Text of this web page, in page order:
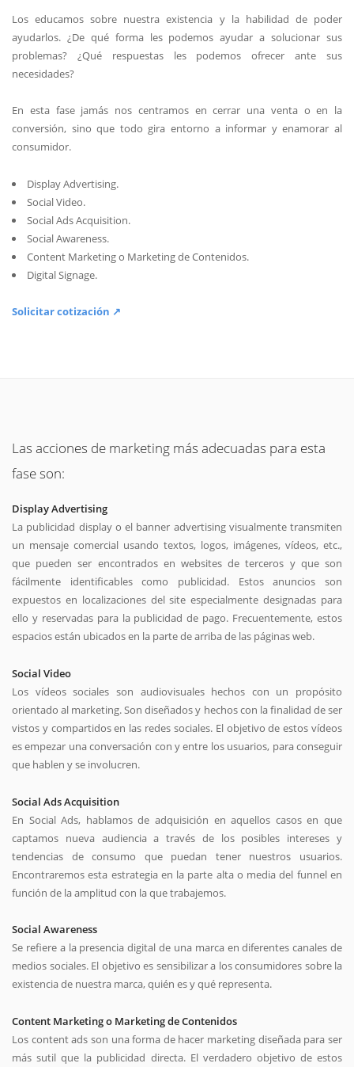
Los educamos sobre nuestra existencia y la habilidad de poder
ayudarlos. ¿De qué forma les podemos ayudar a solucionar sus
problemas? ¿Qué respuestas les podemos ofrecer ante sus
necesidades?
En esta fase jamás nos centramos en cerrar una venta o en la
conversión, sino que todo gira entorno a informar y enamorar al
consumidor.
Display Advertising.
Social Video.
Social Ads Acquisition.
Social Awareness.
Content Marketing o Marketing de Contenidos.
Digital Signage.
Solicitar cotización ↗
Las acciones de marketing más adecuadas para esta
fase son:
Display Advertising
La publicidad display o el banner advertising visualmente transmiten
un mensaje comercial usando textos, logos, imágenes, vídeos, etc.,
que pueden ser encontrados en websites de terceros y que son
fácilmente identificables como publicidad. Estos anuncios son
expuestos en localizaciones del site especialmente designadas para
ello y reservadas para la publicidad de pago. Frecuentemente, estos
espacios están ubicados en la parte de arriba de las páginas web.
Social Video
Los vídeos sociales son audiovisuales hechos con un propósito
orientado al marketing. Son diseñados y hechos con la finalidad de ser
vistos y compartidos en las redes sociales. El objetivo de estos vídeos
es empezar una conversación con y entre los usuarios, para conseguir
que hablen y se involucren.
Social Ads Acquisition
En Social Ads, hablamos de adquisición en aquellos casos en que
captamos nueva audiencia a través de los posibles intereses y
tendencias de consumo que puedan tener nuestros usuarios.
Encontraremos esta estrategia en la parte alta o media del funnel en
función de la amplitud con la que trabajemos.
Social Awareness
Se refiere a la presencia digital de una marca en diferentes canales de
medios sociales. El objetivo es sensibilizar a los consumidores sobre la
existencia de nuestra marca, quién es y qué representa.
Content Marketing o Marketing de Contenidos
Los content ads son una forma de hacer marketing diseñada para ser
más sutil que la publicidad directa. El verdadero objetivo de estos